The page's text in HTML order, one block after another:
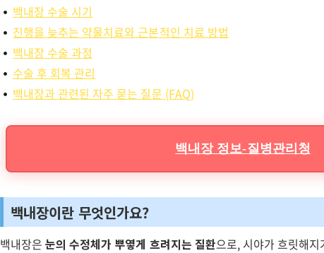
백내장 수술 시기
진행을 늦추는 약물치료와 근본적인 치료 방법
백내장 수술 과정
수술 후 회복 관리
백내장과 관련된 자주 묻는 질문 (FAQ)
백내장 정보-질병관리청
백내장이란 무엇인가요?
백내장은눈의 수정체가 뿌옇게 흐려지는 질환으로, 시야가 흐릿해